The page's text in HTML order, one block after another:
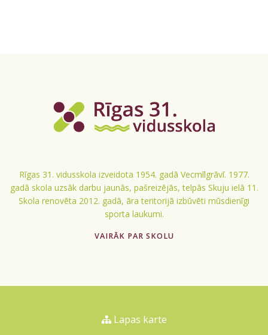
Rīgas 31. vidusskola izveidota 1954. gadā Vecmīlgrāvī. 1977.
gadā skola uzsāk darbu jaunās, pašreizējās, telpās Skuju ielā 11.
Skola renovēta 2012. gadā, āra teritorijā izbūvēti mūsdienīgi
sporta laukumi.
VAIRĀK PAR SKOLU
Lapas karte